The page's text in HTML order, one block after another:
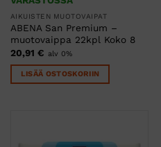
AIKUISTEN MUOTOVAIPAT
ABENA San Premium –
muotovaippa 22kpl Koko 8
20,91 € alv 0%
LISÄÄ OSTOSKORIIN